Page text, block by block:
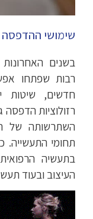
שימושי
בשנים
רבות שפתחו
חדשים, שיטות
רזולוציות הדפסה
השתרשותה של
תחומי
בתעשיה
העיצוב ובעוד